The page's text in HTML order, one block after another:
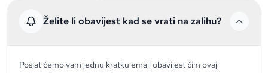
Želite li obavijest kad se vrati na zalihu?
Poslat ćemo vam jednu kratku email obavijest čim ovaj